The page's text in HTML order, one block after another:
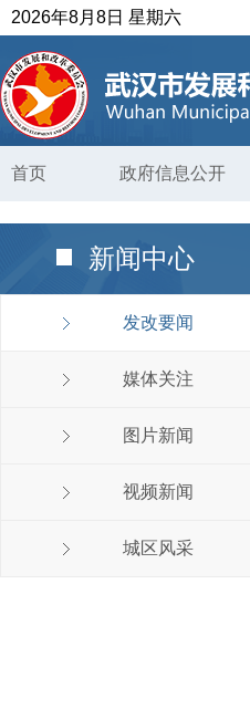
2026年8月8日 星期六
首页 政府信息公开
新闻中心
发改要闻
媒体关注
图片新闻
视频新闻
城区风采